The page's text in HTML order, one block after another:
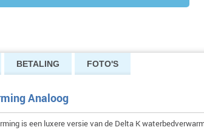
BETALING FOTO'S
Analoog
is een luxere versie van de Delta K